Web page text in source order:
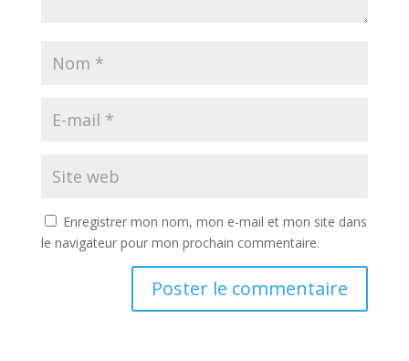
Enregistrer mon nom, mon e-mail et mon site dans
le navigateur pour mon prochain commentaire.